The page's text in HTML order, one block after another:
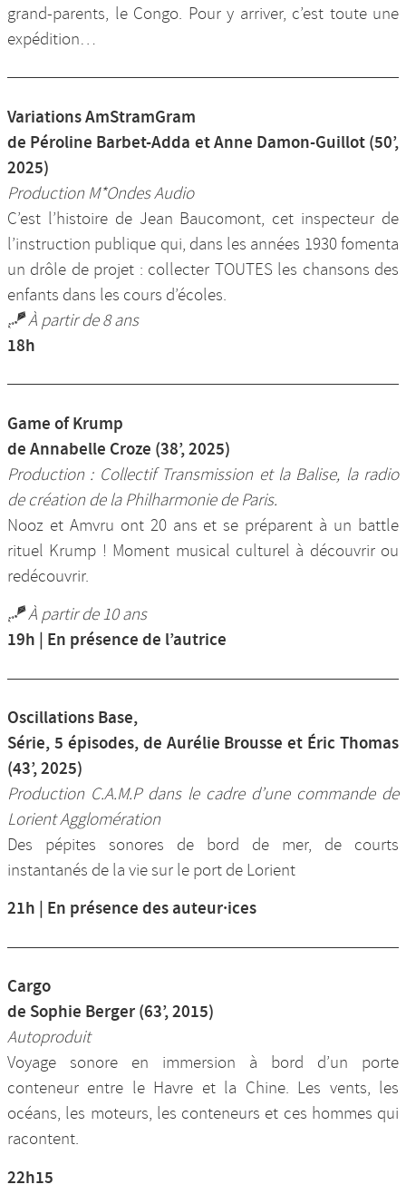
grand-parents, le Congo. Pour y arriver, c’est toute une
expédition…
Variations AmStramGram
de Péroline Barbet-Adda et Anne Damon-Guillot (50’,
2025)
Production M*Ondes Audio
C’est l’histoire de Jean Baucomont, cet inspecteur de
l’instruction publique qui, dans les années 1930 fomenta
un drôle de projet : collecter TOUTES les chansons des
enfants dans les cours d’écoles.
🪁 À partir de 8 ans
18h
Game of Krump
de Annabelle Croze (38’, 2025)
Production : Collectif Transmission et la Balise, la radio
de création de la Philharmonie de Paris.
Nooz et Amvru ont 20 ans et se préparent à un battle
rituel Krump ! Moment musical culturel à découvrir ou
redécouvrir.
🪁 À partir de 10 ans
19h | En présence de l’autrice
Oscillations Base,
Série, 5 épisodes, de Aurélie Brousse et Éric Thomas
(43’, 2025)
Production C.A.M.P dans le cadre d’une commande de
Lorient Agglomération
Des pépites sonores de bord de mer, de courts
instantanés de la vie sur le port de Lorient
21h | En présence des auteur·ices
Cargo
de Sophie Berger (63’, 2015)
Autoproduit
Voyage sonore en immersion à bord d’un porte
conteneur entre le Havre et la Chine. Les vents, les
océans, les moteurs, les conteneurs et ces hommes qui
racontent.
22h15